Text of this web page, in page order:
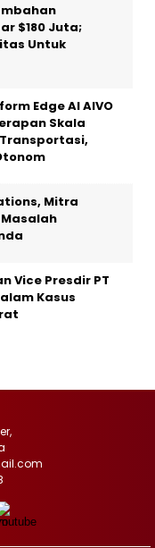
$180 Juta;
Untuk
Edge AI AIVO
Skala
Mitra
Vice Presdir PT
Kasus